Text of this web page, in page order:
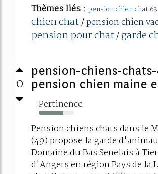
Thèmes liés : pension chien chat 63
chien chat/pension chien
pension pour chat/garde
0
pension-chiens-
pension chien maine
Pertinence
70%
Pension chiens chats dans le
(49) propose la garde
Domaine du Bas Senelais à
d'Angers en région Pays de la